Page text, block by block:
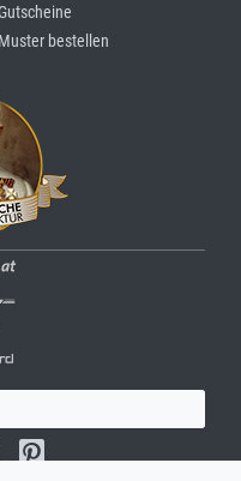
Muster bestellen